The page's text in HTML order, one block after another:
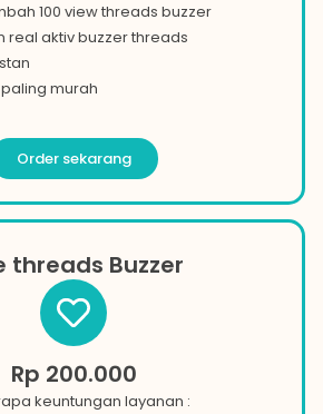
100 view threads buzzer
real aktiv buzzer threads
murah
Order sekarang
threads Buzzer
Rp 200.000
keuntungan layanan :